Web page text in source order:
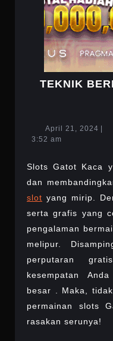
TEKNIK
April 21, 2024 April
3:52 am
Slots Gatot Kaca
dan
slot yang mirip.
serta grafis yang
pengalaman
melipur.
perputaran
kesempatan
besar . Maka,
permainan slots
rasakan serunya!